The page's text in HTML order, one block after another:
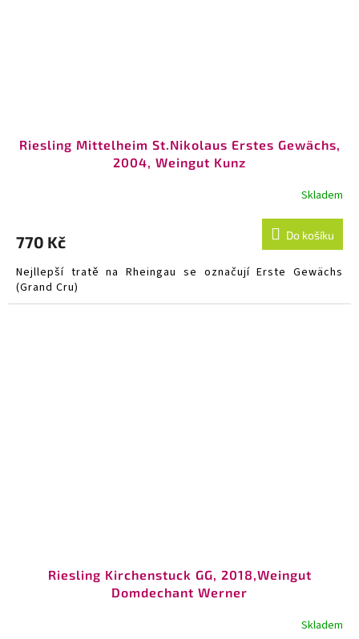
Riesling Mittelheim St.Nikolaus Erstes Gewächs,
2004, Weingut Kunz
Skladem
770 Kč Do košíku
Nejllepší tratě na Rheingau se označují Erste Gewächs
(Grand Cru)
Riesling Kirchenstuck GG, 2018,Weingut
Domdechant Werner
Skladem